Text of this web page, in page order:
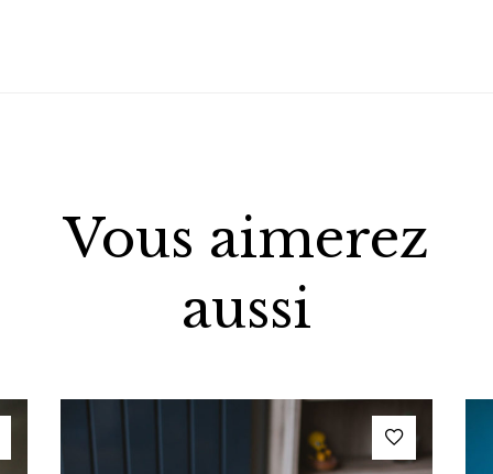
Vous aimerez
aussi